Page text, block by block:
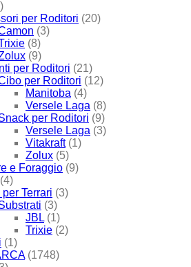
per Roditori (20)
(3)
(8)
(9)
per Roditori (21)
per Roditori (12)
Manitoba (4)
Versele Laga (8)
per Roditori (9)
Versele Laga (3)
Vitakraft (1)
Zolux (5)
e Foraggio (9)
(4)
Terrari (3)
(3)
JBL (1)
Trixie (2)
(1)
(1748)